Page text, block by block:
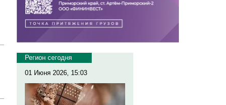
Регион сегодня
01 Июня 2026, 15:03